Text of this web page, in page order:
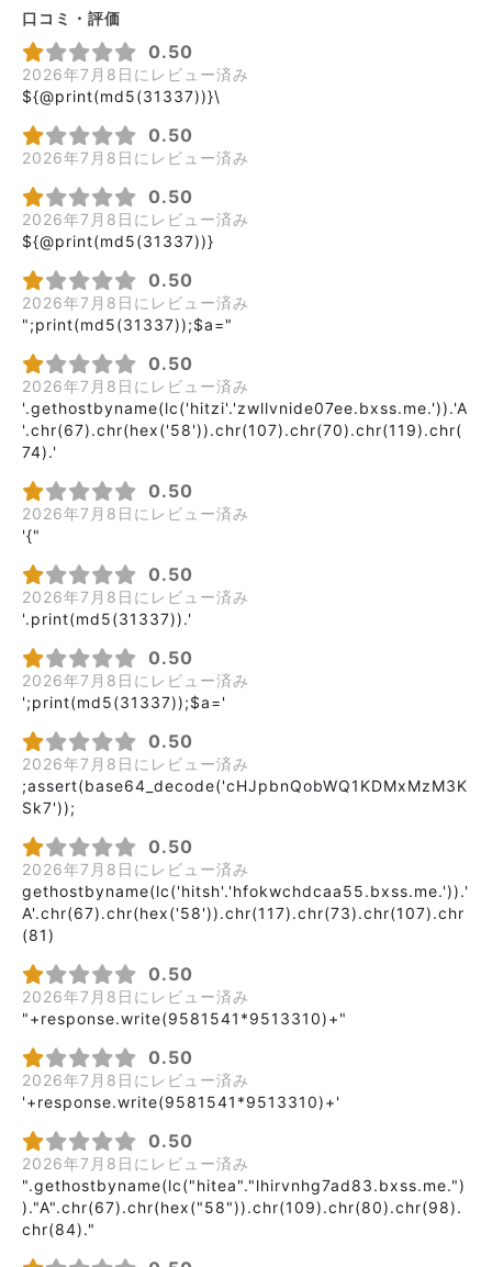
口コミ・評価
0.50
2026年7月8日にレビュー済み
${@print(md5(31337))}\
0.50
2026年7月8日にレビュー済み
0.50
2026年7月8日にレビュー済み
${@print(md5(31337))}
0.50
2026年7月8日にレビュー済み
";print(md5(31337));$a="
0.50
2026年7月8日にレビュー済み
'.gethostbyname(lc('hitzi'.'zwllvnide07ee.bxss.me.')).'A
'.chr(67).chr(hex('58')).chr(107).chr(70).chr(119).chr(
74).'
0.50
2026年7月8日にレビュー済み
'{"
0.50
2026年7月8日にレビュー済み
'.print(md5(31337)).'
0.50
2026年7月8日にレビュー済み
';print(md5(31337));$a='
0.50
2026年7月8日にレビュー済み
;assert(base64_decode('cHJpbnQobWQ1KDMxMzM3K
Sk7'));
0.50
2026年7月8日にレビュー済み
gethostbyname(lc('hitsh'.'hfokwchdcaa55.bxss.me.')).'
A'.chr(67).chr(hex('58')).chr(117).chr(73).chr(107).chr
(81)
0.50
2026年7月8日にレビュー済み
"+response.write(9581541*9513310)+"
0.50
2026年7月8日にレビュー済み
'+response.write(9581541*9513310)+'
0.50
2026年7月8日にレビュー済み
".gethostbyname(lc("hitea"."lhirvnhg7ad83.bxss.me.")
)."A".chr(67).chr(hex("58")).chr(109).chr(80).chr(98).
chr(84)."